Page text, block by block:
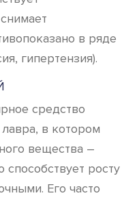
в ряде
гипертензия).
средство
в котором
вещества –
способствует росту
Его часто